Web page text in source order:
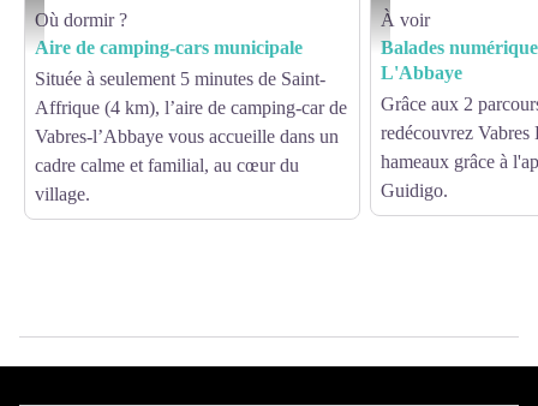
Aire de camping-cars municipale - V.GOVIGNON
Où dormir ?
Aire de camping-cars municipale
Située à seulement 5 minutes de Saint-
Affrique (4 km), l’aire de camping-car de
Vabres-l’Abbaye vous accueille dans un
cadre calme et familial, au cœur du
village.
Balades numériques de
À voir
Balades
L'Abbaye
Grâce aux 2
redécouvrez Vabres
hameaux grâce à
Guidigo.